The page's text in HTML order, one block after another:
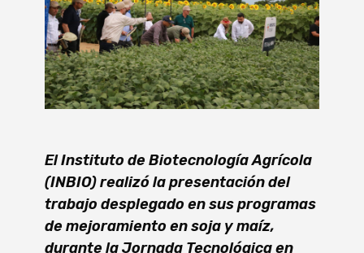
El Instituto de Biotecnología Agrícola
(INBIO) realizó la presentación del
trabajo desplegado en sus programas
de mejoramiento en soja y maíz,
durante la Jornada Tecnológica en